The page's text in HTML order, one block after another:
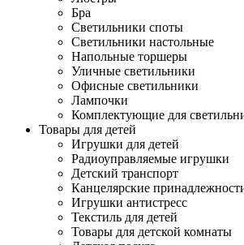
Бра
Светильники споты
Светильники настольные
Напольные торшеры
Уличные светильники
Офисные светильники
Лампочки
Комплектующие для
Товары для детей
Игрушки для детей
Радиоуправляемые игрушки
Детский транспорт
Канцелярские
Игрушки антистресс
Текстиль для детей
Товары для детской комнаты